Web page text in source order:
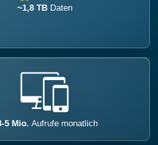
~1,8 TB Daten
5 Mio. Aufrufe monatlich